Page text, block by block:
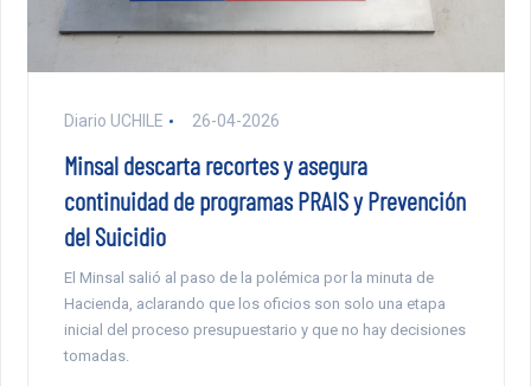
Diario UCHILE 26-04-2026
Minsal descarta recortes y asegura
continuidad de programas PRAIS y Prevención
del Suicidio
El Minsal salió al paso de la polémica por la minuta de
Hacienda, aclarando que los oficios son solo una etapa
inicial del proceso presupuestario y que no hay decisiones
tomadas.